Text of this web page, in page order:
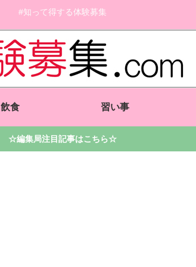
#知って得する体験募集
飲食 習い事
☆編集局注目記事はこちら☆